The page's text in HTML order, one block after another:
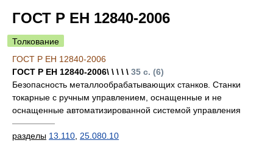
ГОСТ Р ЕН 12840-2006
Толкование
ГОСТ Р ЕН 12840-2006
ГОСТ Р ЕН 12840-2006\ \ \ \ \ 35 с. (6)
Безопасность металлообрабатывающих станков. Станки
токарные с ручным управлением, оснащенные и не
оснащенные автоматизированной системой управления
—————
разделы 13.110 25.080.10